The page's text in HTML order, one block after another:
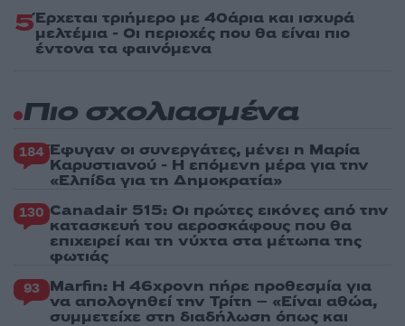
5Έρχεται τριήμερο με 40άρια και ισχυρά
μελτέμια - Οι περιοχές που θα είναι πιο
έντονα τα φαινόμενα
Πιο σχολιασμένα
184 Έφυγαν οι συνεργάτες, μένει η Μαρία
Καρυστιανού - Η επόμενη μέρα για την
«Ελπίδα για τη Δημοκρατία»
130 Canadair 515: Οι πρώτες εικόνες από την
κατασκευή του αεροσκάφους που θα
επιχειρεί και τη νύχτα στα μέτωπα της
φωτιάς
93 Marfin: Η 46χρονη πήρε προθεσμία για
να απολογηθεί την Τρίτη – «Είναι αθώα,
συμμετείχε στη διαδήλωση όπως και